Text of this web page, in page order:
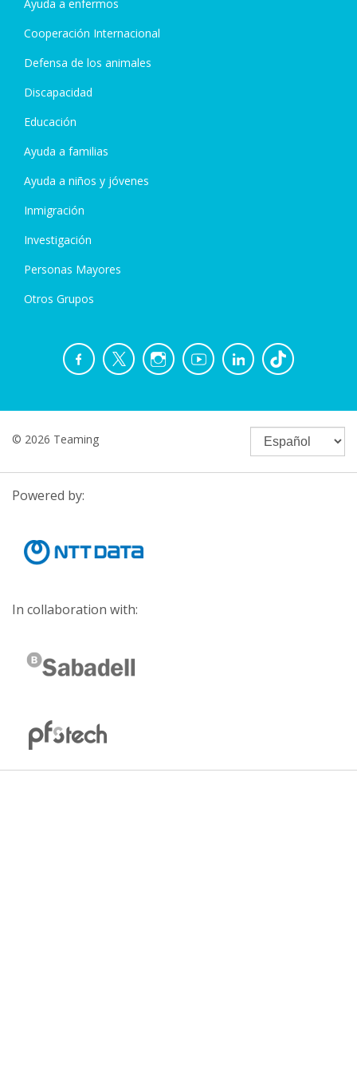
Ayuda a enfermos
Cooperación Internacional
Defensa de los animales
Discapacidad
Educación
Ayuda a familias
Ayuda a niños y jóvenes
Inmigración
Investigación
Personas Mayores
Otros Grupos
© 2026 Teaming
Powered by:
In collaboration with: